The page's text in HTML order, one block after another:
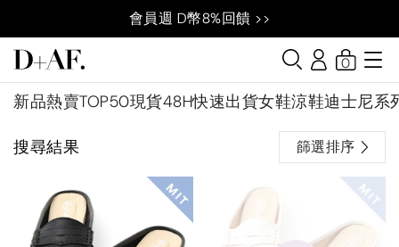
會員週 D幣8%回饋 >>
新品熱賣TOP50現貨48H快速出貨女鞋涼鞋迪士尼系
0
搜尋結果 篩選排序